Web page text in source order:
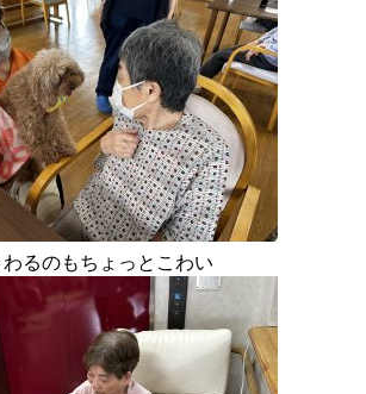
わるのもちょっとこわい